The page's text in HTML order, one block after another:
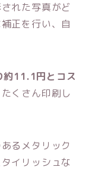
れた写真がど
正を行い、自
約11.1円とコス
くさん印刷し
るメタリック
イリッシュな